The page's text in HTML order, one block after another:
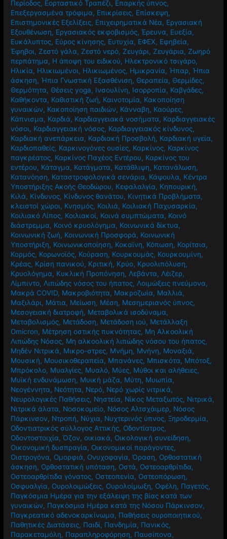
Περίοδος, Εορταστικό Τραπέζι, Επαρκής ύπνος,
Επεξεργασμένα τρόφιμα, Επικρίσεις, Επίσκεψη,
Επιστημονικές Εξελίξεις, Επιχειρηματικά Νέα, Εργασιακή
Εξουθένωση, Εργασιακός εκφοβισμός,Έρευνα, Ευεξία,
Ευκάλυπτος, Εύρος κίνησης, Ευτυχία, ΕΦΕΧ, Εφηβεία,
Έφηβοι,Ζεστό γάλα,Ζεστό νερό,Ζευγάρι,Ζευγάρια,Ζωηρό
περπάτημα, Η άποψη του ειδικού, Ηλεκτρονικό τσιγάρο,
Ηλικία, Ηλικιωμένοι, Ηλικιωμένος, Ημικρανία, Ήπαρ, Ήπια
άσκηση, Ήπια Γνωστική Εξασθένιση, Θεραπεία, Θερμίδες,
Θερμότητα, Θέσεις yoga, Ινσουλίνη, Ισορροπία, Καβγάδες,
Καθήκοντα, Καθιστική ζωή, Καινοτομία, Κακοποίηση
γυναικών, Κακοποίηση παιδιών, Κάνναβη, Καούρες,
Κάπνισμα, Καρδιά, Καρδιαγγειακά νοσήματα, Καρδιαγγειακές
νόσοι, Καρδιαγγειακή νόσος, Καρδιαγγειακός κίνδυνος,
Καρδιακή ανεπάρκεια, Καρδιακή Προσβολή, Καρδιακή υγεία,
Καρδιοπαθείς, Καρκινογόνες ουσίες, Καρκίνος, Καρκίνος
παγκρέατος, Καρκίνος Παχέος Εντέρου, Καρκίνος του
εντέρου, Κάταγμα, Κατάγματα, Κατάθλιψη, Κατανάλωση,
Κατανόηση, Καταστροφολογικά σενάρια, Κάψουλα, Κέντρα
Υποστήριξης Ακοής Θεοδώρου, Κεφαλαλγία, Κηπουρική,
Κιλά, Κίνδυνος, Κίνδυνος θανάτου, Κινητικά Προβλήματα,
κλειστοί χώροι, Κνησμός, Κοιλιά, Κοιλιακή Παχυσαρκία,
Κοιλιακό Λίπος, Κοιλιακοί, Κοινά συμπτώματα, Κοινό
διάστρεμμα, Κοινό κρυολόγημα, Κοινωνικά δίκτυα,
Κοινωνική ζωή, Κοινωνική Προσφορά, Κοινωνική
Υποστήριξη, Κοινωνικοποίηση, Κοκαϊνη, Κόπωση, Κορίτσια,
Κορμός, Κορωνοϊός, Κούραση, Κουρκουμάς, Κουρκουμίνη,
Κρέας, Κρίση πανικού, Κριτική, Κρύο, Κρυολιπόλυση,
Κρυολόγημα, Κυκλική Προπόνηση, Λεβάντα, Λέιζερ,
Λίμπιντο, Λιπώδης νόσος του ήπατος, Λοιμώξεις πνεύμονα,
Μακρά COVID, Μακροβιότητα, Μακροζωία, Μαλλιά,
Μαξιλάρι, Μάτια, Μείωση, Μέση, Μεσημεριανός ύπνος,
Μεσογειακή διατροφή, Μεταβολικά ισοδύναμα,
Μεταβολισμός, Μετάδοση, Μετάδοση ιού, Μετάλλαξη
Omicron, Μέτρηση οστικής πυκνότητας, Μη Αλκοολική
Λιπώδης Νόσος, Μη αλκοολική λιπώδης νόσου του ήπατος,
Μηδέν Νιτρικά, Μικρο-στρες, Μνήμη, Μνήνη, Μοναξιά,
Μουσική, Μουσικοθεραπεία, Μπανάνες, Μπισκότα, Μπότοξ,
Μπρόκολο, Μυαλγίες, Μυαλό, Μύες, Μύθοι και αλήθειες,
Μυϊκή ενδυνάμωση, Μυική μάζα, Μύτη, Μυωπία,
Νεογέννητα, Νεότητα, Νερό, Νερό χωρίς νιτρικά,
Νευρολογικές Παθήσεις, Νηστεία, Νίκος Μεταξωτός, Νιτρικά,
Νιτρικά άλατα, Νοσοκομείο, Νόσος Αλτσχάιμερ, Νόσος
Πάρκινσον, Ντροπή, Νύχια, Νυχτερινός ύπνος,Ξηροδερμία,
Οδοντιατρικός σύλλογος Αττικής, Οδοντίατρος,
Οδοντοστοιχία,Όζον,οικιακά, Οικολογική συνείδηση,
Οικονομική δυσπραγία, Οικονομικοί παράγοντες,
Οιστρογόνα, Ομορφιά, Ονυχοφαγία,Όραση, Ορθοστατική
άσκηση, Ορθοστατική υπόταση, Οστά, Οστεοαρθρίτιδα,
Οστεοαρθρίτιδα γόνατος, Οστεοπενία, Οστεοπόρωση,
Οσφυαλγία, Ουρολοιμώξεις, Ουρολοίμωξη, Οφέλη, Παγετός,
Παγκόσμια Ημέρα για την εξάλειψη της βίας κατά των
γυναικών, Παγκόσμια Ημέρα κατά της Νόσου Πάρκινσον,
Παγκρεατικό αδενοκαρκίνωμα, Παθήσεις ουροποιητικού,
Παθητικές Διατάσεις, Παιδί, Πανδημία, Πανικός,
Παρακεταμόλη, Παραπληροφόρηση, Παυσίπονα,